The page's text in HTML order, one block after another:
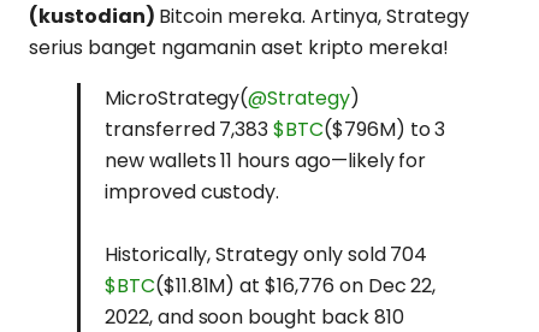
(kustodian) Bitcoin mereka. Artinya, Strategy
serius banget ngamanin aset kripto mereka!
MicroStrategy(@Strategy)
transferred 7,383$BTC($796M) to 3
new wallets 11 hours ago—likely for
improved custody.
Historically, Strategy only sold 704
$BTC($11.81M) at $16,776 on Dec 22,
2022, and soon bought back 810